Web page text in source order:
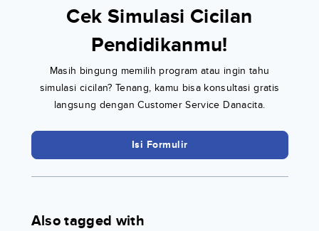
Cek Simulasi Cicilan
Pendidikanmu!
Masih bingung memilih program atau ingin tahu
simulasi cicilan? Tenang, kamu bisa konsultasi gratis
langsung dengan Customer Service Danacita.
Isi Formulir
Also tagged with